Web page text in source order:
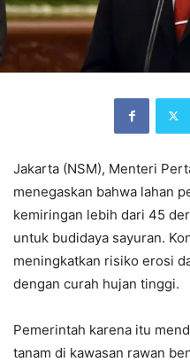
Jakarta (NSM), Menteri
menegaskan bahwa lahan
kemiringan lebih dari 45
untuk budidaya sayuran.
meningkatkan risiko erosi
dengan curah hujan tinggi.
Pemerintah karena itu
tanam di kawasan rawan